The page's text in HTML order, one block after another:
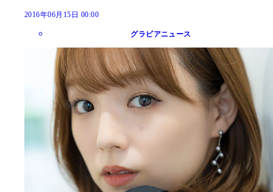
2016年06月15日 00:00
グラビアニュース